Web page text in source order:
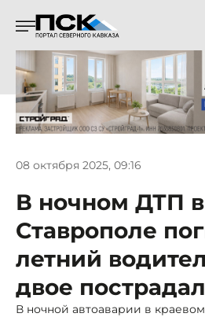
08 октября 2025, 09:16
В ночном ДТП в
Ставрополе
летний
двое
В ночной автоаварии в